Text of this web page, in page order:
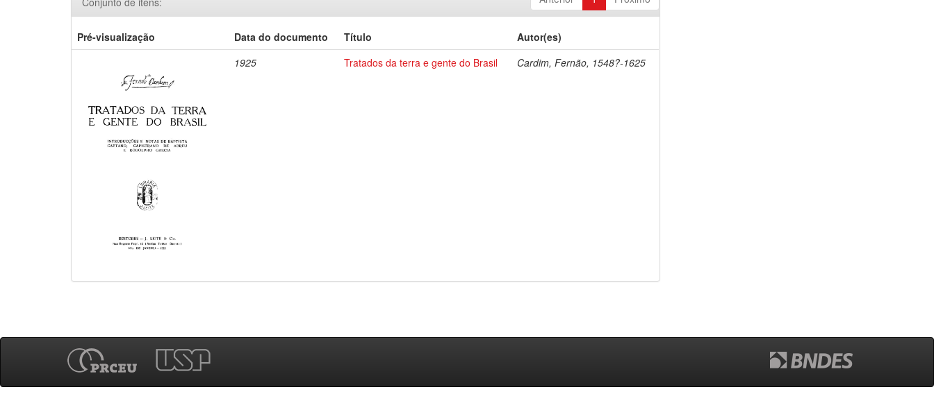
Pré-visualização Data do documento Título
Autor(es)
1925
Tratados da terra e gente do Brasil Cardim, Fernão, 1548?-1625